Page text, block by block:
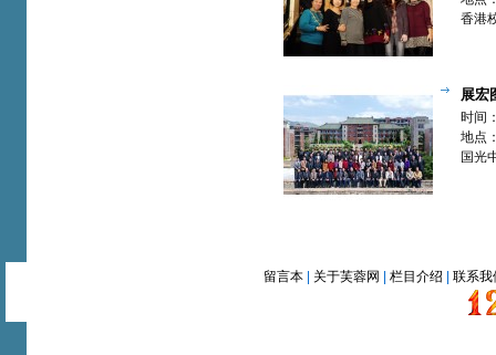
香港
展宏
会师生
时间
地点
国光
留言本| 关于芙蓉网 栏目介绍 联系我